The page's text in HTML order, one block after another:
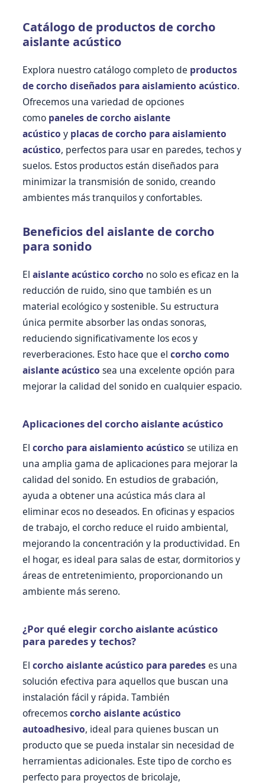
Catálogo de productos de corcho
aislante acústico
Explora nuestro catálogo completo de productos
de corcho diseñados para aislamiento acústico.
Ofrecemos una variedad de opciones
como paneles de corcho aislante
acústico y placas de corcho para aislamiento
acústico, perfectos para usar en paredes, techos y
suelos. Estos productos están diseñados para
minimizar la transmisión de sonido, creando
ambientes más tranquilos y confortables.
Beneficios del aislante de corcho
para sonido
Elaislante acústico corcho no solo es eficaz en la
reducción de ruido, sino que también es un
material ecológico y sostenible. Su estructura
única permite absorber las ondas sonoras,
reduciendo significativamente los ecos y
reverberaciones. Esto hace que elcorcho como
aislante acústico sea una excelente opción para
mejorar la calidad del sonido en cualquier espacio.
Aplicaciones del corcho aislante acústico
Elcorcho para aislamiento acústico se utiliza en
una amplia gama de aplicaciones para mejorar la
calidad del sonido. En estudios de grabación,
ayuda a obtener una acústica más clara al
eliminar ecos no deseados. En oficinas y espacios
de trabajo, el corcho reduce el ruido ambiental,
mejorando la concentración y la productividad. En
el hogar, es ideal para salas de estar, dormitorios y
áreas de entretenimiento, proporcionando un
ambiente más sereno.
¿Por qué elegir corcho aislante acústico
para paredes y techos?
Elcorcho aislante acústico para paredes es una
solución efectiva para aquellos que buscan una
instalación fácil y rápida. También
ofrecemoscorcho aislante acústico
autoadhesivo, ideal para quienes buscan un
producto que se pueda instalar sin necesidad de
herramientas adicionales. Este tipo de corcho es
perfecto para proyectos de bricolaje,